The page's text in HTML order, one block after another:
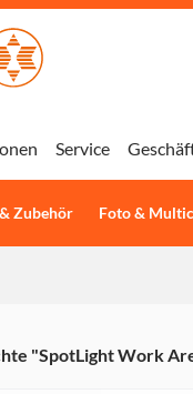
Zubehör Foto &
Service
"SpotLight Work